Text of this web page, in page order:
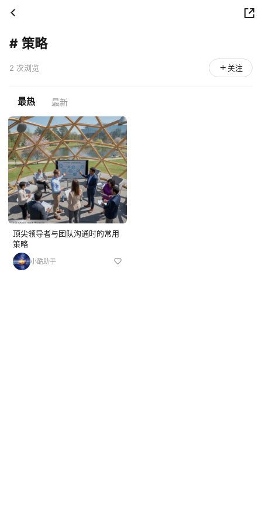
# 策略
2 次浏览 关注
最热 最新
顶尖领导者与团队沟通时的常用
策略
小酷助手